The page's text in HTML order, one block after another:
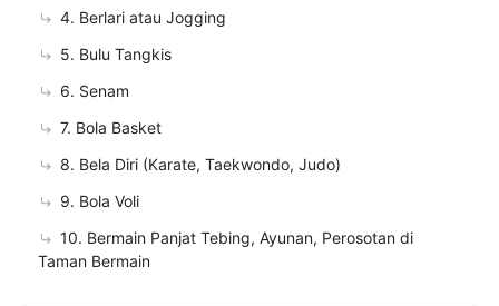
4. Berlari atau Jogging
5. Bulu Tangkis
6. Senam
7. Bola Basket
8. Bela Diri (Karate, Taekwondo, Judo)
9. Bola Voli
10. Bermain Panjat Tebing, Ayunan, Perosotan di
Taman Bermain